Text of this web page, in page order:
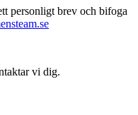
personligt brev och bifoga
vi dig.